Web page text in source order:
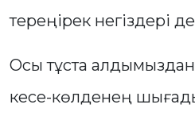
тереңірек негіздері
Осы тұста алдымыздан
кесе-көлденең шығады.